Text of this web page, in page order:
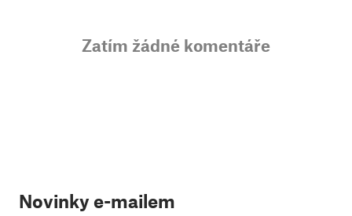
Zatím žádné komentáře
Novinky e-mailem